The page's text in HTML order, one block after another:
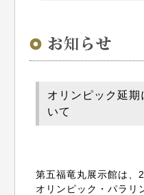
オリンピック延
いて
第五福竜丸展示館は、
オリンピック・パラリ